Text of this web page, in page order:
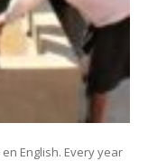
English. Every year